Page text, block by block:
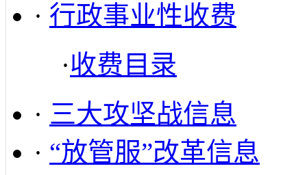
· 行政事业性收费
·收费目录
· 三大攻坚战信息
· “放管服”改革信息